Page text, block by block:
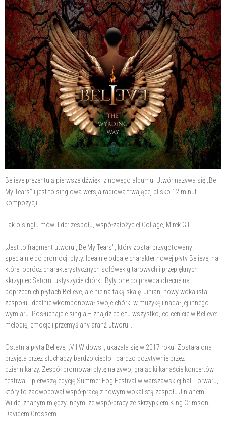
Believe prezentują pierwsze dźwięki z nowego albumu! Utwór nazywa się „Be
My Tears" i jest to singlowa wersja radiowa trwającej blisko 12 minut
kompozycji.
Tak o singlu mówi lider zespołu, współzałożyciel Collage, Mirek Gil:
„Jest to fragment utworu ,,Be My Tears", który został przygotowany
specjalnie do promocji płyty. Idealnie oddaje charakter nowej płyty Believe, na
której oprócz charakterystycznych solówek gitarowych i przepięknych
skrzypiec Satomi usłyszycie chórki. Były one co prawda obecne na
poprzednich płytach Believe, ale nie na taką skalę. Jinian, nowy wokalista
zespołu, idealnie wkomponował swoje chórki w muzykę i nadał jej innego
wymiaru. Posłuchajcie singla – znajdziecie tu wszystko, co cenicie w Believe:
melodię, emocje i przemyślany aranż utworu".
Ostatnia płyta Believe, „VII Widows", ukazała się w 2017 roku. Została ona
przyjęta przez słuchaczy bardzo ciepło i bardzo pozytywnie przez
dziennikarzy. Zespół promował płytę na żywo, grając kilkanaście koncertów i
festiwal - pierwszą edycję Summer Fog Festival w warszawskiej hali Torwaru,
który to zaowocował współpracą z nowym wokalistą zespołu Jinianem
Wilde, znanym między innymi ze współpracy ze skrzypkiem King Crimson,
Davidem Crossem.